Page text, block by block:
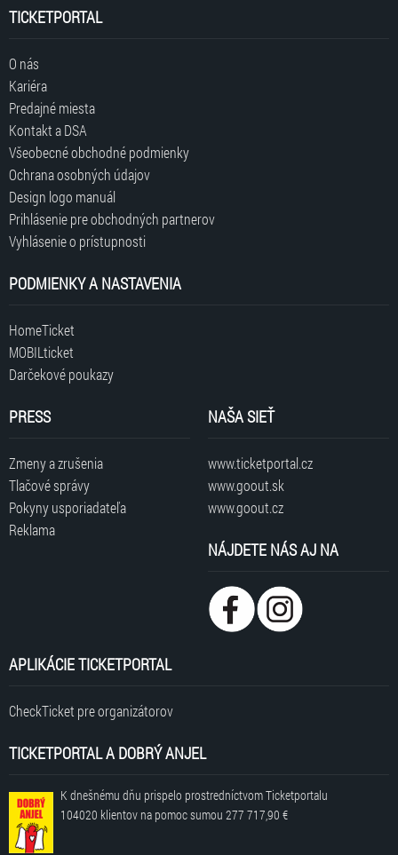
TICKETPORTAL
O nás
Kariéra
Predajné miesta
Kontakt a DSA
Všeobecné obchodné podmienky
Ochrana osobných údajov
Design logo manuál
Prihlásenie pre obchodných partnerov
Vyhlásenie o prístupnosti
PODMIENKY A NASTAVENIA
HomeTicket
MOBILticket
Darčekové poukazy
PRESS
Zmeny a zrušenia
Tlačové správy
Pokyny usporiadateľa
Reklama
NAŠA SIEŤ
www.ticketportal.cz
www.goout.sk
www.goout.cz
NÁJDETE NÁS AJ NA
APLIKÁCIE TICKETPORTAL
CheckTicket pre organizátorov
TICKETPORTAL A DOBRÝ ANJEL
K dnešnému dňu prispelo prostredníctvom Ticketportalu
104020 klientov na pomoc sumou 277 717,90 €